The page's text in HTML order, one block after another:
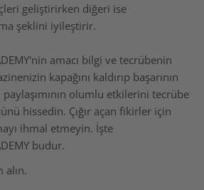
geliştirirken diğeri ise
şeklini iyileştirir.
amacı bilgi ve tecrübenin
kapağını kaldırıp başarının
paylaşımının olumlu etkilerini tecrübe
hissedin. Çığır açan fikirler için
ihmal etmeyin. İşte
budur.
alın.